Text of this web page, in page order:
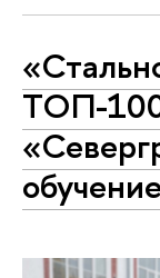
ТОП-